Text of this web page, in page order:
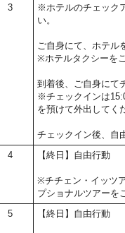
3
※ホテルのチェック
い。
ご自身にて、ホテル
※ホテルタクシーを
到着後、ご自身にて
※チェックインは
を預けて外出してく
チェックイン後、自
4 【終日】自由行動
※チチェン・イッツ
プショナルツアーを
5 【終日】自由行動